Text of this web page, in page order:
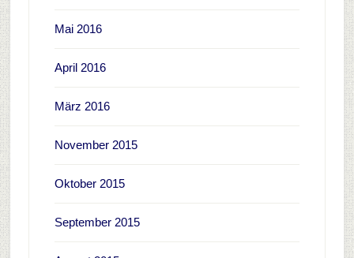
Mai 2016
April 2016
März 2016
November 2015
Oktober 2015
September 2015